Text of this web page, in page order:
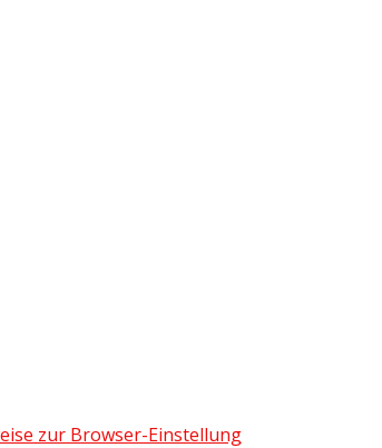
zur Browser-Einstellung